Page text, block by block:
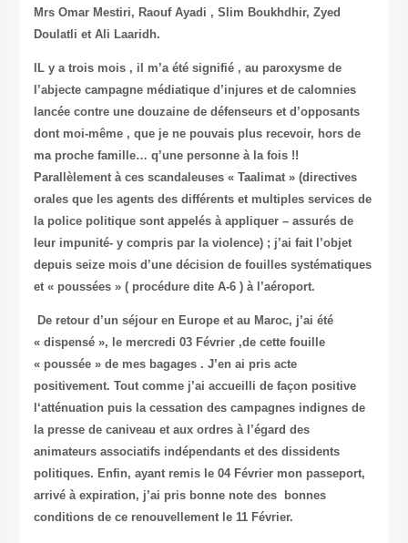
Mrs Omar Mestiri, Raouf Ayadi , Slim Boukhdhir, Zyed
Doulatli et Ali Laaridh.
IL y a trois mois , il m’a été signifié , au paroxysme de
l’abjecte campagne médiatique d’injures et de calomnies
lancée contre une douzaine de défenseurs et d’opposants
dont moi-même , que je ne pouvais plus recevoir, hors de
ma proche famille… q’une personne à la fois !!
Parallèlement à ces scandaleuses « Taalimat » (directives
orales que les agents des différents et multiples services de
la police politique sont appelés à appliquer – assurés de
leur impunité- y compris par la violence) ; j’ai fait l’objet
depuis seize mois d’une décision de fouilles systématiques
et « poussées » ( procédure dite A-6 ) à l’aéroport.
De retour d’un séjour en Europe et au Maroc, j’ai été
« dispensé », le mercredi 03 Février ,de cette fouille
« poussée » de mes bagages . J’en ai pris acte
positivement. Tout comme j’ai accueilli de façon positive
l‘atténuation puis la cessation des campagnes indignes de
la presse de caniveau et aux ordres à l’égard des
animateurs associatifs indépendants et des dissidents
politiques. Enfin, ayant remis le 04 Février mon passeport,
arrivé à expiration, j’ai pris bonne note des bonnes
conditions de ce renouvellement le 11 Février.